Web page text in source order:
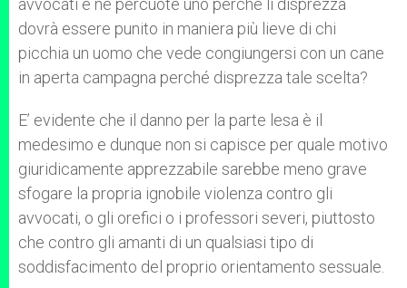
avvocati e ne percuote uno perché li disprezza
dovrà essere punito in maniera più lieve di chi
picchia un uomo che vede congiungersi con un cane
in aperta campagna perché disprezza tale scelta?
E’ evidente che il danno per la parte lesa è il
medesimo e dunque non si capisce per quale motivo
giuridicamente apprezzabile sarebbe meno grave
sfogare la propria ignobile violenza contro gli
avvocati, o gli orefici o i professori severi, piuttosto
che contro gli amanti di un qualsiasi tipo di
soddisfacimento del proprio orientamento sessuale.